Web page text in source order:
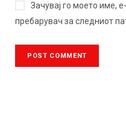
Зачувај го моето име,
пребарувач за следниот